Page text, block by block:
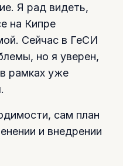
Я рад видеть,
на Кипре
Сейчас в ГеСИ
но я уверен,
рамках уже
сам план
и внедрении